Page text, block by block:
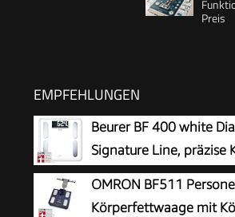
Preis
EMPFEHLUNGEN
Beurer BF 400 white
Signature Line, präzise
für bis zu 10 Personen,
großem Invers-LCD-Display,
OMRON BF511
Körperfettwaage mit